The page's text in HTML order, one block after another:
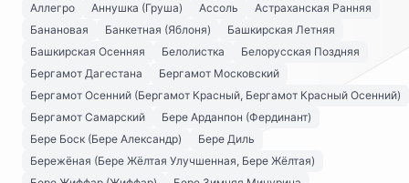
Аллегро
Аннушка (Груша) Ассоль
Астраханская Ранняя
Банановая
Банкетная (Яблоня)
Башкирская Летняя
Башкирская Осенняя
Белолистка
Белорусская Поздняя
Бергамот Дагестана
Бергамот Московский
Бергамот Осенний (Бергамот Красный, Бергамот Красный Осенний)
Бергамот Самарский
Бере Арданпон (Фердинант)
Бере Боск (Бере Александр)
Бере Диль
Бережёная (Бере Жёлтая Улучшенная, Бере Жёлтая)